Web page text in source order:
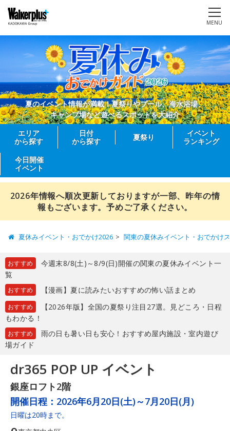
MENU
夏のイベント情報が満載！夏祭りやプール、海水浴場、
キャンプ場など遊べるスポットを大紹介
エリア
から探す
日付
から探す
夏祭り
イベント
ランキング
今日開催
イベント
2026年情報へ順次更新しておりますが一部、昨年の情
報もございます。予めご了承ください。
夏休みイベント・おでかけ2026 関東の夏休みイベント・おでかけ
おすすめ
今週末8/8(土)～8/9(日)開催の関東の夏休みイベント一
覧
おすすめ 【漫画】夏に読みたいおすすめの怖い話まとめ
おすすめ
【2026年版】全国の夏祭り注目27選。見どころ・日程
もわかる！
おすすめ
雨の日も暑い日も安心！おすすめ屋内施設・室内遊び
場ガイド
dr365 POP UP イベント
銀座ロフト2階
開催日程： 2026年6月20日(土)～7月20日(月)
日曜は20時まで。